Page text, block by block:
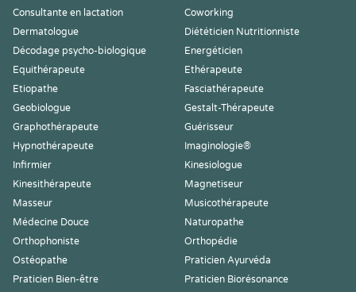
Consultante en lactation
Coworking
Dermatologue
Diététicien Nutritionniste
Décodage psycho-biologique
Energéticien
Equithérapeute
Ethérapeute
Etiopathe
Fasciathérapeute
Geobiologue
Gestalt-Thérapeute
Graphothérapeute
Guérisseur
Hypnothérapeute
Imaginologie®
Infirmier
Kinesiologue
Kinesithérapeute
Magnetiseur
Masseur
Musicothérapeute
Médecine Douce
Naturopathe
Orthophoniste
Orthopédie
Ostéopathe
Praticien Ayurvéda
Praticien Bien-être
Praticien Biorésonance